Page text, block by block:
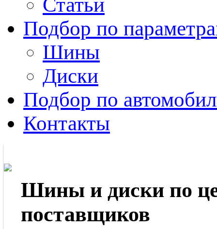
Статьи
Подбор по
Шины
Диски
Подбор по
Контакты
Шины и диски по
поставщиков